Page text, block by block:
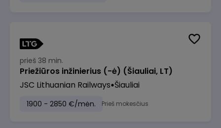
prieš 38 min.
Priežiūros inžinierius (-ė) (Šiauliai, LT)
JSC Lithuanian Railways Šiauliai
1900 - 2850 €/mėn. Prieš mokesčius